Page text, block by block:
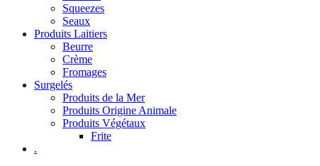
Squeezes
Seaux
Produits Laitiers
Beurre
Crème
Fromages
Surgelés
Produits de la Mer
Produits Origine Animale
Produits Végétaux
Frite
.